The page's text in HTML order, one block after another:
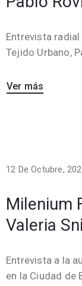
Entrevista
Tejido Urbano,
Ver más
12 De Octubre,
Milenium
Valeria
Entrevista a la
en la Ciudad de